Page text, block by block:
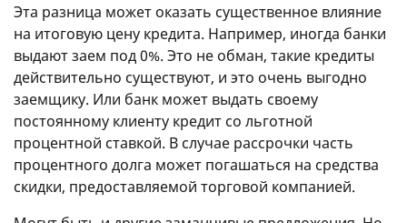
Эта разница может оказать существенное влияние
на итоговую цену кредита. Например, иногда банки
выдают заем под 0%. Это не обман, такие кредиты
действительно существуют, и это очень выгодно
заемщику. Или банк может выдать своему
постоянному клиенту кредит со льготной
процентной ставкой. В случае рассрочки часть
процентного долга может погашаться на средства
скидки, предоставляемой торговой компанией.